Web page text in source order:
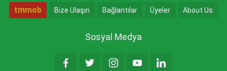
tmmob Bize Ulaşın Bağlantılar Üyeler About Us
Sosyal Medya